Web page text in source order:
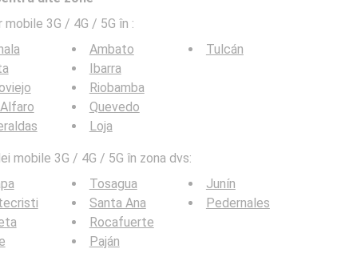
3G / 4G / 5G în :
Ambato
Ibarra
Riobamba
Quevedo
Loja
Tulcán
mobile 3G / 4G / 5G în zona dvs:
Tosagua
Santa Ana
Rocafuerte
Paján
Junín
Pedernales